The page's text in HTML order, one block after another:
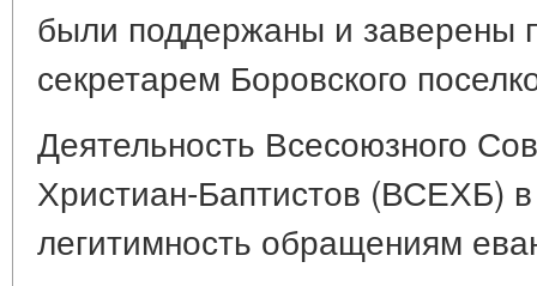
были поддержаны и заверены
секретарем Боровского
Деятельность Всесоюзного
Христиан-Баптистов (ВСЕХБ)
легитимность обращениям